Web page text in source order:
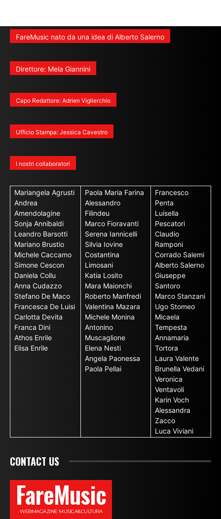
FareMusic nato da una idea di Alberto Salerno
Direttore: Mela Giannini
Capo Redattore: Adrien Viglierchio
Ufficio Stampa: Jessica Cavestro
I nostri collaboratori
Mariangela Agrusti
Andrea
Amendolagine
Sonja Annibaldi
Leandro Barsotti
Mariano Brustio
Michele Caccamo
Simone Cescon
Daniela Collu
Anna Cudazzo
Stefano De Maco
Francesca De Luisi
Carlotta Devita
Franca Dini
Athos Enrile
Elisa Enrile
Paola Maria Farina
Alessandro
Filindeu
Marco Fioravanti
Serena Iannicelli
Silvia Iovine
Costantina
Limosani
Katia Losito
Mara Maionchi
Roberto Manfredi
Valentina Mazara
Michele Monina
Antonino
Muscaglione
Elena Nesti
Angela Paonessa
Paola Pellai
Francesco
Penta
Luisella
Pescatori
Claudio
Ramponi
Corrado Salemi
Alberto Salerno
Giuseppe
Santoro
Marco Stanzani
Ugo Stomeo
Micaela
Tempesta
Annamaria
Tortora
Laura Valente
Brunella Vedani
Veronica
Ventavoli
Karin Voch
Alessandra
Zacco
Luca Viviani
CONTACT US
FareMusic
WEBMAGAZINE MUSICA&CULTURA